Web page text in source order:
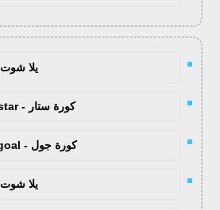
يلا شوت
كورة ستار - koora-star
كورة جول - koora-goal
يلا شوت